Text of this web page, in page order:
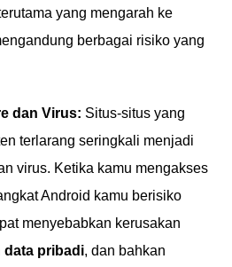
yang mengarah ke
berbagai risiko yang
dan Virus: Situs-situs yang
terlarang seringkali menjadi
virus. Ketika kamu mengakses
Android kamu berisiko
menyebabkan kerusakan
data pribadi, dan bahkan